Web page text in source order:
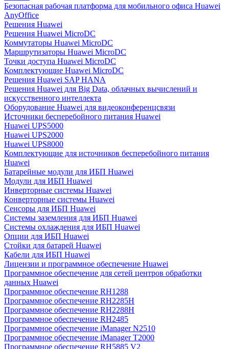
Безопасная рабочая платформа для мобильного офиса Huawei
AnyOffice
Решения Huawei
Решения Huawei MicroDC
Коммутаторы Huawei MicroDC
Маршрутизаторы Huawei MicroDC
Точки доступа Huawei MicroDC
Комплектующие Huawei MicroDC
Решения Huawei SAP HANA
Решения Huawei для Big Data, облачных вычислений и
искусственного интеллекта
Оборудование Huawei для видеоконференцсвязи
Источники бесперебойного питания Huawei
Huawei UPS5000
Huawei UPS2000
Huawei UPS8000
Комплектующие для источников бесперебойного питания
Huawei
Батарейные модули для ИБП Huawei
Модули для ИБП Huawei
Инверторные системы Huawei
Конверторные системы Huawei
Сенсоры для ИБП Huawei
Системы заземления для ИБП Huawei
Системы охлаждения для ИБП Huawei
Опции для ИБП Huawei
Стойки для батарей Huawei
Кабели для ИБП Huawei
Лицензии и программное обеспечение Huawei
Программное обеспечение для сетей центров обработки
данных Huawei
Программное обеспечение RH1288
Программное обеспечение RH2285H
Программное обеспечение RH2288H
Программное обеспечение RH2485
Программное обеспечение iManager N2510
Программное обеспечение iManager T2000
Программное обеспечение RH5885 V2